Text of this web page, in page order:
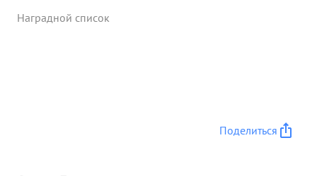
Наградной список
Поделиться